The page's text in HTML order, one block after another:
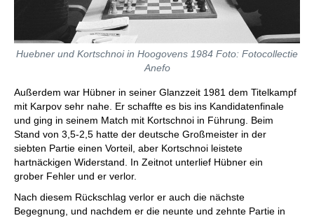
Huebner und Kortschnoi in Hoogovens 1984 Foto: Fotocollectie
Anefo
Außerdem war Hübner in seiner Glanzzeit 1981 dem Titelkampf
mit Karpov sehr nahe. Er schaffte es bis ins Kandidatenfinale
und ging in seinem Match mit Kortschnoi in Führung. Beim
Stand von 3,5-2,5 hatte der deutsche Großmeister in der
siebten Partie einen Vorteil, aber Kortschnoi leistete
hartnäckigen Widerstand. In Zeitnot unterlief Hübner ein
grober Fehler und er verlor.
Nach diesem Rückschlag verlor er auch die nächste
Begegnung, und nachdem er die neunte und zehnte Partie in